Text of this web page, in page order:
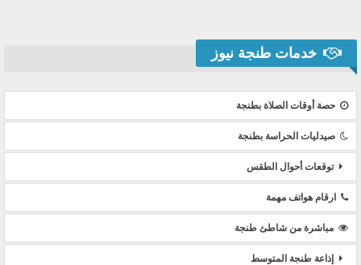
خدمات طنجة نيوز
حصة أوقات الصلاة بطنجة
صيدليات الحراسة بطنجة
توقعات أحوال الطقس
ارقام هواتف مهمة
مباشرة من شاطئ طنجة
إذاعة طنجة المتوسط